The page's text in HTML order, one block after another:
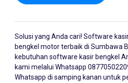
Solusi yang Anda cari! Software
bengkel motor terbaik di Sumbawa
kebutuhan software kasir bengkel
kami melalui Whatsapp
Whatsapp di samping kanan untuk